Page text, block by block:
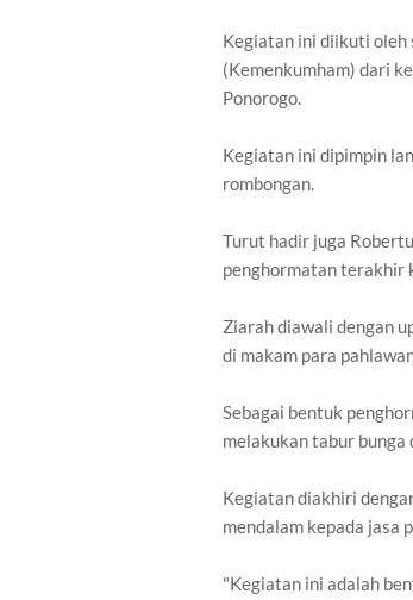
Kegiatan ini diikuti oleh
(Kemenkumham) dari
Ponorogo.
Kegiatan ini dipimpin
rombongan.
Turut hadir juga
penghormatan terakhir
Ziarah diawali dengan
di makam para
Sebagai bentuk
melakukan tabur bunga
Kegiatan diakhiri
mendalam kepada jasa
"Kegiatan ini adalah